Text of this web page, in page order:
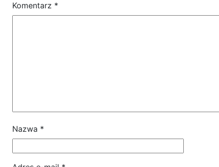
Komentarz *
Nazwa *